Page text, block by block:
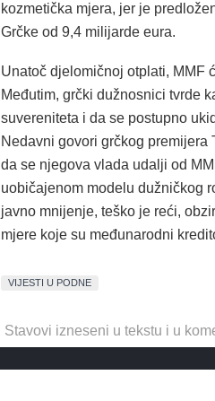
kozmetička mjera, jer je
Grčke od 9,4 milijarde eura.
Unatoč djelomičnoj otplati, MMF
Međutim, grčki dužnosnici tvrde
suvereniteta i da se postupno
Nedavni govori grčkog premijera
da se njegova vlada udalji od
uobičajenom modelu dužničkog
javno mnijenje, teško je reći,
mjere koje su međunarodni
VIJESTI U PODNE
Stavovi izneseni u tekstu i u